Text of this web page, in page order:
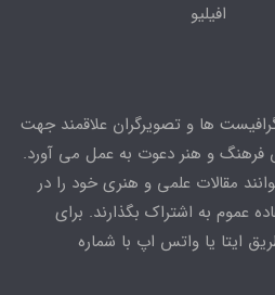
افیلیو
ها و تصویرگران علاقمند جهت
فرهنگ و هنر دعوت به عمل می آورد.
مقالات علمی و هنری خود را در
عموم به اشتراک بگذارند. برای
ایتا یا واتس اپ با شماره